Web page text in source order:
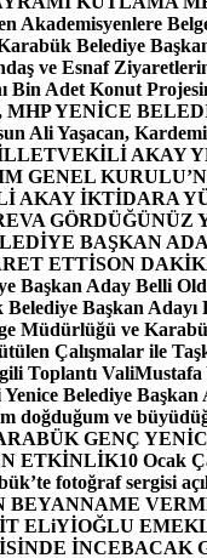
Akademisyenlere
Belediye
ve Esnaf
Bin Adet Konut
MHP YENİCE
Ali Yaşacan,
AKAY
GENEL
AKAY İKTİDARA
GÖRDÜĞÜNÜZ
BAŞKAN
ETTİSON
Başkan Aday Belli
Başkan Adayı
Müdürlüğü ve
Çalışmalar ile
Toplantı ValiMustafa
Belediye Başkan
doğduğum ve
GENÇ
ETKİNLİK10 Ocak
fotoğraf sergisi
BEYANNAME
ELiYİOĞLU
İNCEBACAK